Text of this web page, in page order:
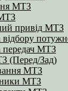
МТЗ
привід МТЗ
відбору
передач МТЗ
(Перед/Зад)
МТЗ
МТЗ